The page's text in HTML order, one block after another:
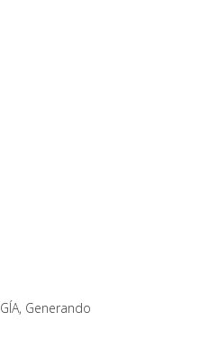
Generando